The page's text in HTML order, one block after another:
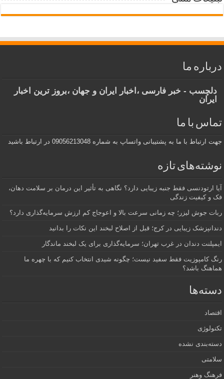
درباره ما
دلچسب - خبر فارسی ،اخبار ایران و جهان ،بروز ترین اخبار
ایران
تماس با ما
جهت ارتباط با ما به پشتیبانی واتساپ به شماره 09056213048 در ارتباط باشید
نوشته‌های تازه
آیا ارتودنسی فقط جنبه زیبایی دارد؟ نگاهی به تأثیر این درمان بر سلامت دهان،
فک و کیفیت زندگی
ربات جوش لیزر؛ چه زمانی سرعت بالا و اعوجاج کم ارزش سرمایه‌گذاری دارد؟
دندانپزشک زیبایی در کرج؛ قبل از اصلاح لبخند این نکات را بدانید
ایمپلنت دندان در غرب تهران؛ سرمایه‌گذاری برای یک لبخند ماندگار
رنگ کامپوزیت فقط سفید نیست؛ چگونه شیدی انتخاب کنیم که با چهره ما
هماهنگ باشد؟
دسته‌ها
اقتصاد
تکنولوژی
دسته‌بندی نشده
سلامتی
فرهنگ وهنر